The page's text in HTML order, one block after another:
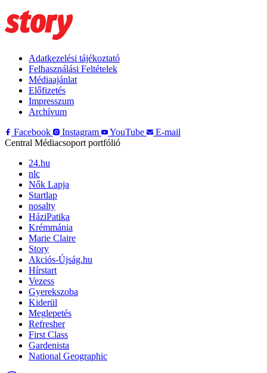
Adatkezelési tájékoztató
Felhasználási Feltételek
Médiaajánlat
Előfizetés
Impresszum
Archívum
Facebook
Instagram YouTube
E-mail
Central Médiacsoport portfólió
24.hu
nlc
Nők Lapja
Startlap
nosalty
HáziPatika
Krémmánia
Marie Claire
Story
Akciós-Újság.hu
Hírstart
Vezess
Gyerekszoba
Kiderül
Meglepetés
Refresher
First Class
Gardenista
National Geographic